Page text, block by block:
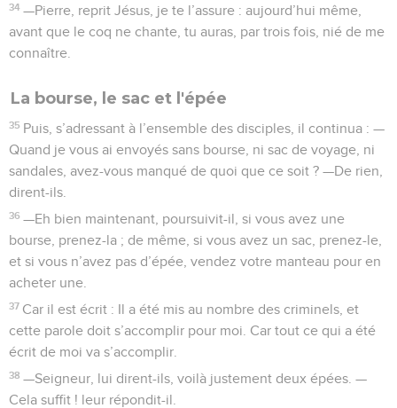
34 —Pierre, reprit Jésus, je te l’assure : aujourd’hui même,
avant que le coq ne chante, tu auras, par trois fois, nié de me
connaître.
La bourse, le sac et l'épée
35 Puis, s’adressant à l’ensemble des disciples, il continua : —
Quand je vous ai envoyés sans bourse, ni sac de voyage, ni
sandales, avez-vous manqué de quoi que ce soit ? —De rien,
dirent-ils.
36 —Eh bien maintenant, poursuivit-il, si vous avez une
bourse, prenez-la ; de même, si vous avez un sac, prenez-le,
et si vous n’avez pas d’épée, vendez votre manteau pour en
acheter une.
37 Car il est écrit : Il a été mis au nombre des criminels, et
cette parole doit s’accomplir pour moi. Car tout ce qui a été
écrit de moi va s’accomplir.
38 —Seigneur, lui dirent-ils, voilà justement deux épées. —
Cela suffit ! leur répondit-il.